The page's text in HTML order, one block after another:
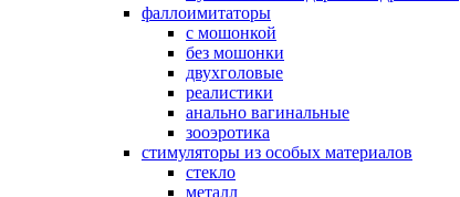
фаллоимитаторы
с мошонкой
без мошонки
двухголовые
реалистики
анально вагинальные
зооэротика
стимуляторы из особых материалов
стекло
металл